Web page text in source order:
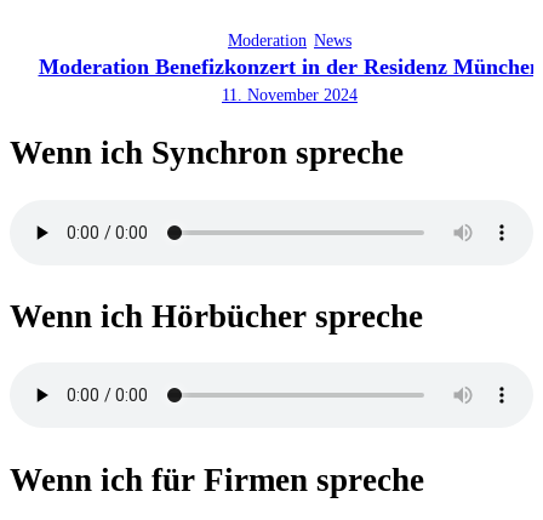
Moderation News
Moderation Benefizkonzert in der Residenz München
11. November 2024
Wenn ich Synchron spreche
Wenn ich Hörbücher spreche
Wenn ich für Firmen spreche